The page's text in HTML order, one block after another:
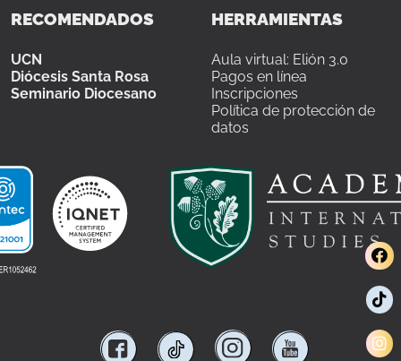
RECOMENDADOS
UCN
Diócesis Santa Rosa
Seminario Diocesano
HERRAMIENTAS
Aula virtual: Elión 3.0
Pagos en línea
Inscripciones
Política de protección de
datos